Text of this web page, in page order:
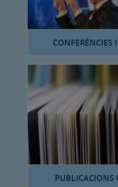
CONFERÈNCIES
PUBLICACIONS